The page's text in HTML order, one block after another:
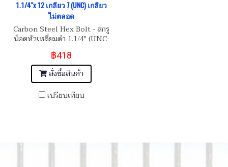
1.1/4"x 12 เกลียว 7 (UNC) เกลียว
ไม่ตลอด
Carbon Steel Hex Bolt - สกรู
น็อตหัวเหลี่ยมดำ 1.1/4" (UNC-
7) เกรดความแข็ง 8.8
฿418
สั่งซื้อสินค้า
เปรียบเทียบ